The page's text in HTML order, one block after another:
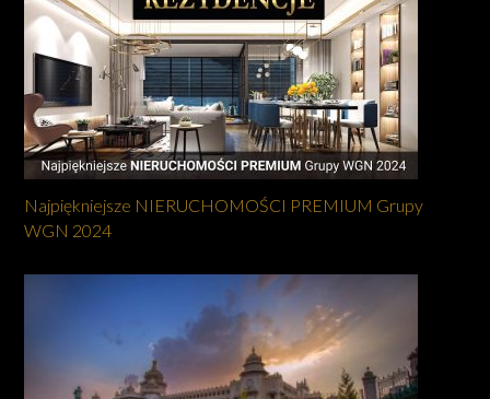
Najpiękniejsze NIERUCHOMOŚCI PREMIUM Grupy
WGN 2024